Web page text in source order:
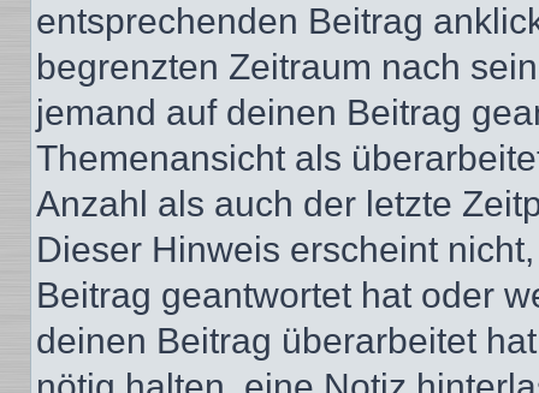
entsprechenden Beitrag
begrenzten Zeitraum nach
jemand auf deinen Beitrag
Themenansicht als
Anzahl als auch der letzte
Dieser Hinweis erscheint
Beitrag geantwortet hat oder
deinen Beitrag überarbeitet